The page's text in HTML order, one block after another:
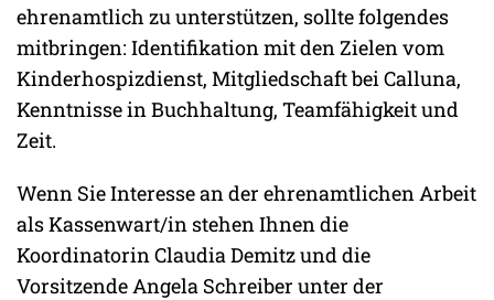
ehrenamtlich zu unterstützen, sollte folgendes
mitbringen: Identifikation mit den Zielen vom
Kinderhospizdienst, Mitgliedschaft bei Calluna,
Kenntnisse in Buchhaltung, Teamfähigkeit und
Zeit.
Wenn Sie Interesse an der ehrenamtlichen Arbeit
als Kassenwart/in stehen Ihnen die
Koordinatorin Claudia Demitz und die
Vorsitzende Angela Schreiber unter der